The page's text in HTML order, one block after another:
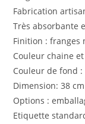
Fabrication
Très absorbante
Finition : franges
Couleur chaine
Couleur de fond
Dimension: 38
Options :
Etiquette